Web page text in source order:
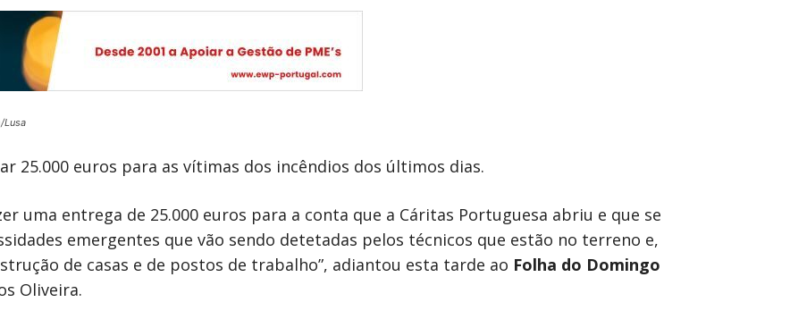
Lusa
25.000 euros para as vítimas dos incêndios dos últimos dias.
uma entrega de 25.000 euros para a conta que a Cáritas Portuguesa abriu e que se
emergentes que vão sendo detetadas pelos técnicos que estão no terreno e,
de casas e de postos de trabalho”, adiantou esta tarde ao Folha do Domingo
Oliveira.